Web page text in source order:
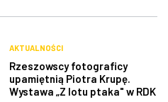
AKTUALNOŚCI
Rzeszowscy fotograficy
upamiętnią Piotra Krupę.
Wystawa „Z lotu ptaka" w RDK